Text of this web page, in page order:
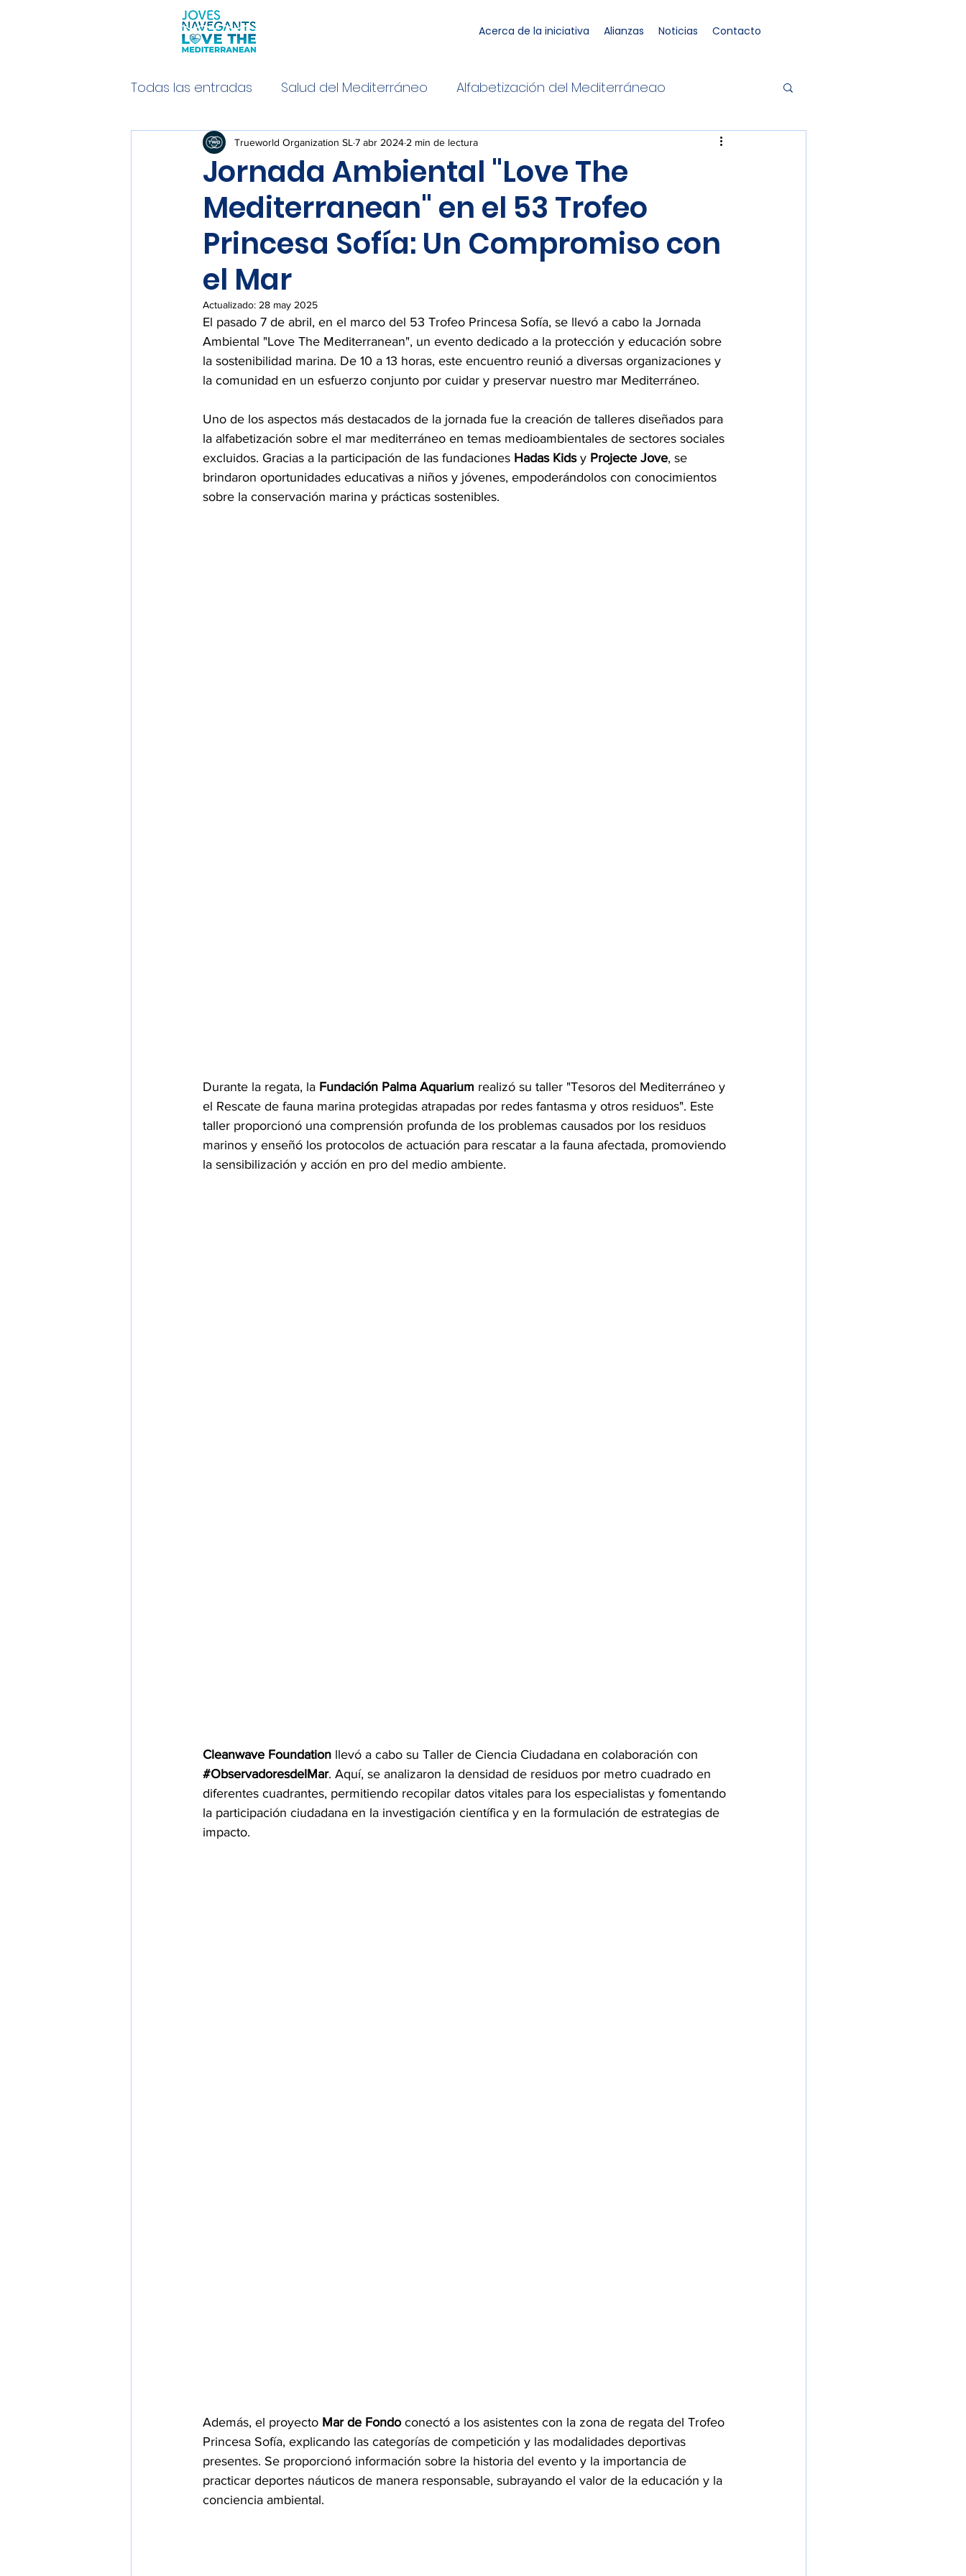
Acerca de la iniciativa Alianzas Noticias Contacto
Todas las entradas Salud del Mediterráneo Alfabetización del Mediterráneao
Derecho del Mediterráneo Embarcaciones
Jornada Ambiental "Love The
Mediterranean" en el 53 Trofeo
Princesa Sofía: Un Compromiso con
el Mar
Trueworld Organization SL 7 abr 2024 2 min de lectura
Actualizado: 28 may 2025
El pasado 7 de abril, en el marco del 53 Trofeo Princesa Sofía, se llevó a cabo la Jornada
Ambiental "Love The Mediterranean", un evento dedicado a la protección y educación sobre
la sostenibilidad marina. De 10 a 13 horas, este encuentro reunió a diversas organizaciones y
la comunidad en un esfuerzo conjunto por cuidar y preservar nuestro mar Mediterráneo.
Uno de los aspectos más destacados de la jornada fue la creación de talleres diseñados para
la alfabetización sobre el mar mediterráneo en temas medioambientales de sectores sociales
excluidos. Gracias a la participación de las fundaciones Hadas Kids y Projecte Jove, se
brindaron oportunidades educativas a niños y jóvenes, empoderándolos con conocimientos
sobre la conservación marina y prácticas sostenibles.
Durante la regata, la Fundación Palma Aquarium realizó su taller "Tesoros del Mediterráneo y
el Rescate de fauna marina protegidas atrapadas por redes fantasma y otros residuos". Este
taller proporcionó una comprensión profunda de los problemas causados por los residuos
marinos y enseñó los protocolos de actuación para rescatar a la fauna afectada, promoviendo
la sensibilización y acción en pro del medio ambiente.
Cleanwave Foundation llevó a cabo su Taller de Ciencia Ciudadana en colaboración con
#ObservadoresdelMar. Aquí, se analizaron la densidad de residuos por metro cuadrado en
diferentes cuadrantes, permitiendo recopilar datos vitales para los especialistas y fomentando
la participación ciudadana en la investigación científica y en la formulación de estrategias de
impacto.
Además, el proyecto Mar de Fondo conectó a los asistentes con la zona de regata del Trofeo
Princesa Sofía, explicando las categorías de competición y las modalidades deportivas
presentes. Se proporcionó información sobre la historia del evento y la importancia de
practicar deportes náuticos de manera responsable, subrayando el valor de la educación y la
conciencia ambiental.